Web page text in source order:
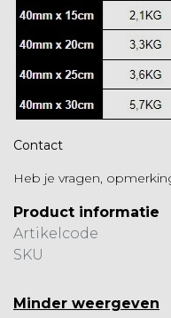
Contact
Heb je vragen,
Product informatie
Artikelcode
SKU
Minder weergeven